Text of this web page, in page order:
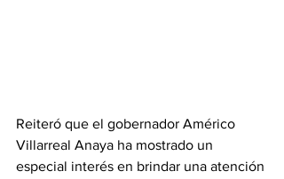
Reiteró que el gobernador Américo
Villarreal Anaya ha mostrado un
especial interés en brindar una atención